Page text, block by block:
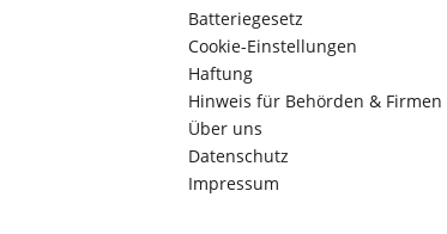
Batteriegesetz
Cookie-Einstellungen
Haftung
Hinweis für Behörden & Firmen
Über uns
Datenschutz
Impressum